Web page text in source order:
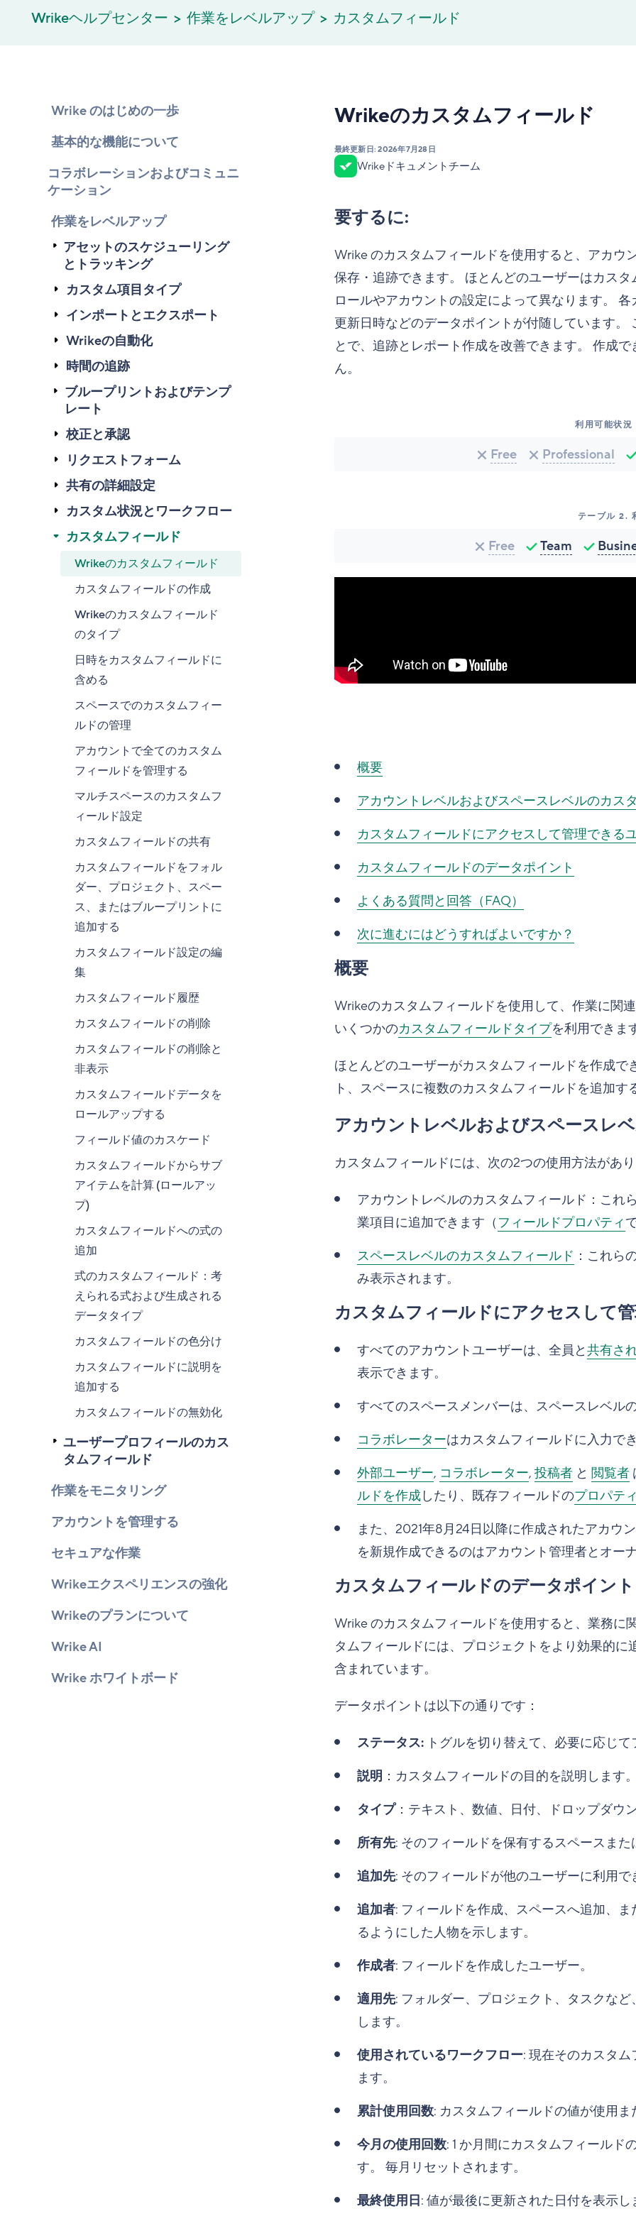
Wrikeヘルプセンター 作業をレベルアップ カスタムフィールド
Wrike のはじめの一歩
基本的な機能について
コラボレーションおよびコミュニ
ケーション
作業をレベルアップ
アセットのスケジューリング
とトラッキング
カスタム項目タイプ
インポートとエクスポート
Wrikeの自動化
時間の追跡
ブループリントおよびテンプ
レート
校正と承認
リクエストフォーム
共有の詳細設定
カスタム状況とワークフロー
カスタムフィールド
Wrikeのカスタムフィールド
カスタムフィールドの作成
Wrikeのカスタムフィールド
のタイプ
日時をカスタムフィールドに
含める
スペースでのカスタムフィー
ルドの管理
アカウントで全てのカスタム
フィールドを管理する
マルチスペースのカスタムフ
ィールド設定
カスタムフィールドの共有
カスタムフィールドをフォル
ダー、プロジェクト、スペー
ス、またはブループリントに
追加する
カスタムフィールド設定の編
集
カスタムフィールド履歴
カスタムフィールドの削除
カスタムフィールドの削除と
非表示
カスタムフィールドデータを
ロールアップする
フィールド値のカスケード
カスタムフィールドからサブ
アイテムを計算 (ロールアッ
プ)
カスタムフィールドへの式の
追加
式のカスタムフィールド：考
えられる式および生成される
データタイプ
カスタムフィールドの色分け
カスタムフィールドに説明を
追加する
カスタムフィールドの無効化
ユーザープロフィールのカス
タムフィールド
作業をモニタリング
アカウントを管理する
セキュアな作業
Wrikeエクスペリエンスの強化
Wrikeのプランについて
Wrike AI
Wrike ホワイトボード
Wrikeのカスタムフィールド
最終更新日:2026年7月28日
Wrikeドキュメントチーム
要するに:
Wrike のカスタムフィールドを使用すると、アカウ
保存・追跡できます。 ほとんどのユーザーはカス
ロールやアカウントの設定によって異なります。
更新日時などのデータポイントが付随しています
とで、追跡とレポート作成を改善できます。 作成
ん。
利用可能状
Free Professional
テーブル 2.
Free Team
概要
アカウントレベルおよびスペースレベルのカス
カスタムフィールドにアクセスして管理できる
カスタムフィールドのデータポイント
よくある質問と回答（FAQ）
次に進むにはどうすればよいですか？
概要
Wrikeのカスタムフィールドを使用して、作業に関
いくつかのカスタムフィールドタイプを利用できま
ほとんどのユーザーがカスタムフィールドを作成
ト、スペースに複数のカスタムフィールドを追加す
アカウントレベルおよびスペースレ
カスタムフィールドには、次の2つの使用方法があり
アカウントレベルのカスタムフィールド：これ
業項目に追加できます（ フィールドプロパティ
スペースレベルのカスタムフィールド ：これら
み表示されます。
カスタムフィールドにアクセスして
すべてのアカウントユーザーは、全員と共有さ
表示できます。
すべてのスペースメンバーは、スペースレベル
コラボレーターはカスタムフィールドに入力でき
外部ユーザー, コラボレーター, 投稿者と 閲覧者
ルドを作成したり、既存フィールドのプロパテ
また、2021年8月24日以降に作成されたアカウ
を新規作成できるのはアカウント管理者とオー
カスタムフィールドのデータポイント
Wrike のカスタムフィールドを使用すると、業務に
タムフィールドには、プロジェクトをより効果的
含まれています。
データポイントは以下の通りです：
ステータス: トグルを切り替えて、必要に応じ
説明 ：カスタムフィールドの目的を説明します。
タイプ：テキスト、数値、日付、ドロップダウ
所有先: そのフィールドを保有するスペースまた
追加先: そのフィールドが他のユーザーに利用で
追加者: フィールドを作成、スペースへ追加、
るようにした人物を示します。
作成者: フィールドを作成したユーザー。
適用先: フォルダー、プロジェクト、タスクな
します。
使用されているワークフロー: 現在そのカスタ
ます。
累計使用回数: カスタムフィールドの値が使用ま
今月の使用回数: 1 か月間にカスタムフィールド
す。 毎月リセットされます。
最終使用日: 値が最後に更新された日付を表示し